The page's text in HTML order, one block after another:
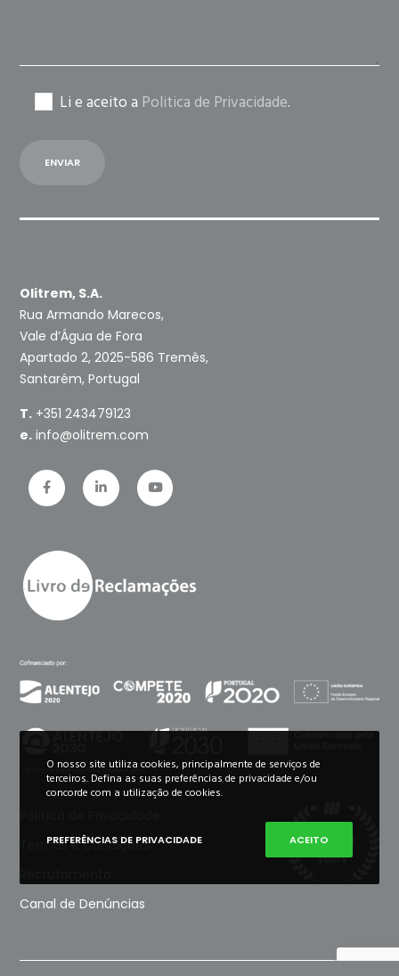
Li e aceito a Politica de Privacidade.
Olitrem, S.A.
Rua Armando Marecos,
Vale d’Água de Fora
Apartado 2, 2025-586 Tremês,
Santarém, Portugal
T. +351 243479123
e. info@olitrem.com
Termos e Condições
Canal de Denúncias
O nosso site utiliza cookies, principalmente de serviços de
terceiros. Defina as suas preferências de privacidade e/ou
concorde com a utilização de cookies.
PREFERÊNCIAS DE PRIVACIDADE ACEITO